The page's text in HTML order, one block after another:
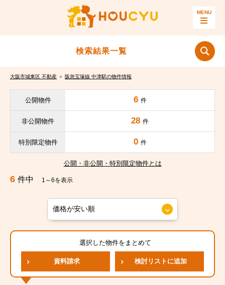
検索結果一覧
大阪市城東区 不動産 ＞ 阪急宝塚線 中津駅の物件情報
公開物件 6 件
非公開物件 28 件
特別限定物件 0 件
公開・非公開・特別限定物件とは
6 件中 1～6を表示
選択した物件をまとめて
資料請求 検討リストに追加